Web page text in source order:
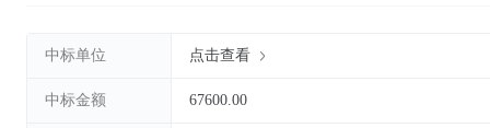
中标单位 点击查看
中标金额 67600.00